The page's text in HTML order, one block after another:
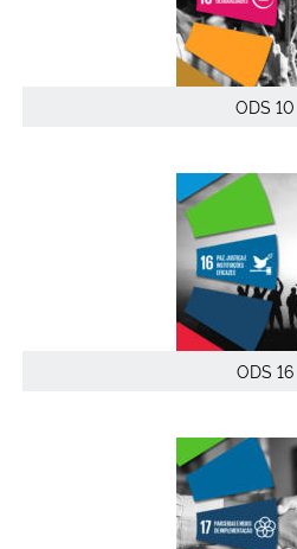
ODS 10
ODS 16